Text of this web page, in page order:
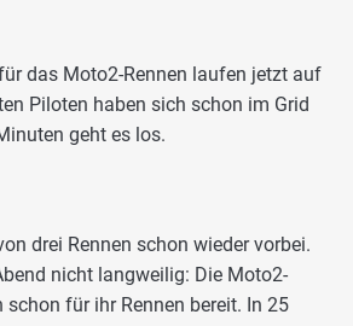
das Moto2-Rennen laufen jetzt auf
Piloten haben sich schon im Grid
geht es los.
drei Rennen schon wieder vorbei.
nicht langweilig: Die Moto2-
für ihr Rennen bereit. In 25